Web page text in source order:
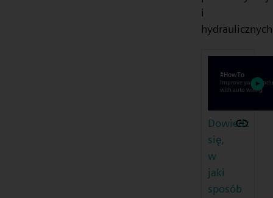
i
Dowiedz
się,
w
jaki
sposób